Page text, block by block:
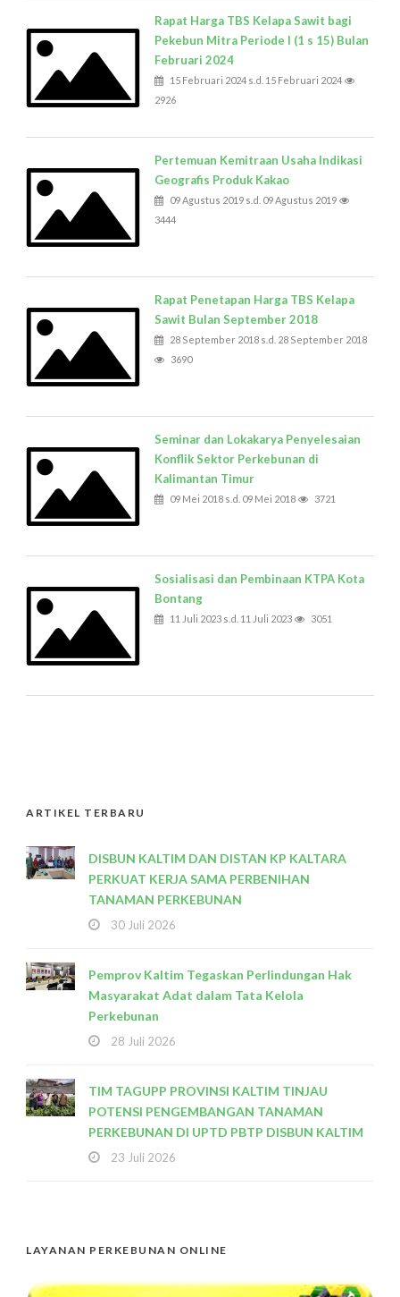
Rapat Harga TBS Kelapa Sawit bagi
Pekebun Mitra Periode I (1 s 15) Bulan
Februari 2024
15 Februari 2024 s.d. 15 Februari 2024
2926
Pertemuan Kemitraan Usaha Indikasi
Geografis Produk Kakao
09 Agustus 2019 s.d. 09 Agustus 2019
3444
Rapat Penetapan Harga TBS Kelapa
Sawit Bulan September 2018
28 September 2018 s.d. 28 September 2018
3690
Seminar dan Lokakarya Penyelesaian
Konflik Sektor Perkebunan di
Kalimantan Timur
09 Mei 2018 s.d. 09 Mei 2018 3721
Sosialisasi dan Pembinaan KTPA Kota
Bontang
11 Juli 2023 s.d. 11 Juli 2023 3051
ARTIKEL TERBARU
DISBUN KALTIM DAN DISTAN KP KALTARA
PERKUAT KERJA SAMA PERBENIHAN
TANAMAN PERKEBUNAN
30 Juli 2026
Pemprov Kaltim Tegaskan Perlindungan Hak
Masyarakat Adat dalam Tata Kelola
Perkebunan
28 Juli 2026
TIM TAGUPP PROVINSI KALTIM TINJAU
POTENSI PENGEMBANGAN TANAMAN
PERKEBUNAN DI UPTD PBTP DISBUN KALTIM
23 Juli 2026
LAYANAN PERKEBUNAN ONLINE